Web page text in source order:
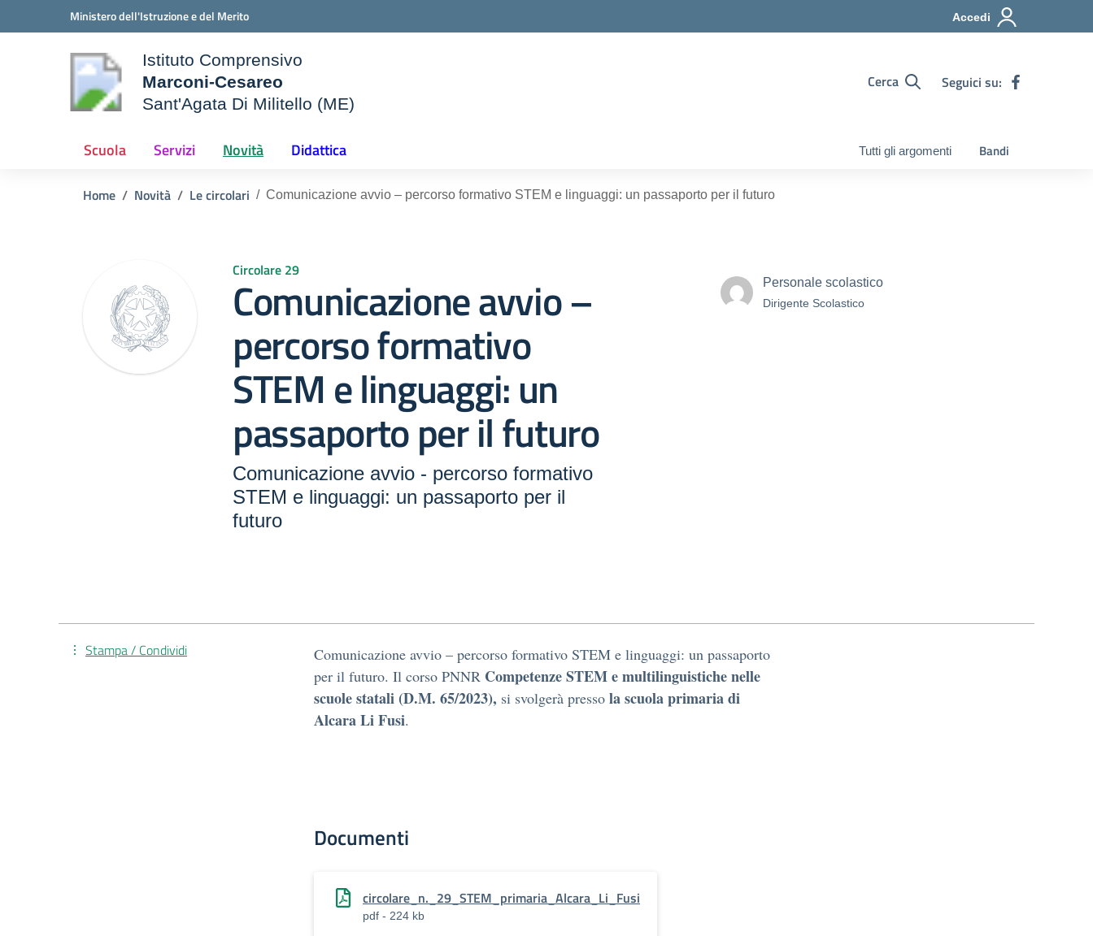
Vai ai contenuti
Vai al menu di navigazioneMinistero dell'Istruzione e del Merito Accedi
della scuola
Istituto Comprensivo
Marconi-Cesareo
Sant'Agata Di Militello (ME)
Cerca Seguici su:
Scuola Servizi Novità Didattica Tutti gli argomenti Bandi
Home Novità Le circolari Comunicazione avvio – percorso formativo STEM e linguaggi: un passaporto per il futuro
Circolare 29
Comunicazione avvio –
percorso formativo
STEM e linguaggi: un
passaporto per il futuro
Comunicazione avvio - percorso formativo
STEM e linguaggi: un passaporto per il
futuro
Personale scolastico
Dirigente Scolastico
Comunicazione avvio – percorso formativo STEM e linguaggi: un passaporto
per il futuro. Il corso PNNR Competenze STEM e multilinguistiche nelle
scuole statali (D.M. 65/2023), si svolgerà presso la scuola primaria di
Alcara Li Fusi.
Documenti
circolare_n._29_STEM_primaria_Alcara_Li_Fusi
pdf - 224 kb
Stampa / Condividi